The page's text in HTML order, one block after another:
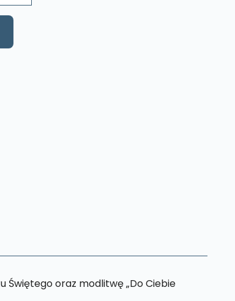
zł
Świętego oraz modlitwę „Do Ciebie